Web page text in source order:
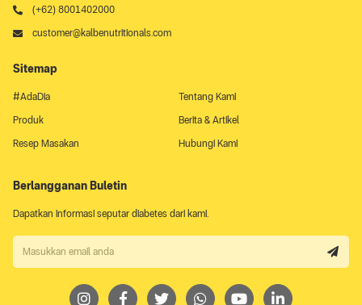
(+62) 8001402000
customer@kalbenutritionals.com
Sitemap
#AdaDia Tentang Kami
Produk Berita & Artikel
Resep Masakan Hubungi Kami
Berlangganan Buletin
Dapatkan informasi seputar diabetes dari kami.